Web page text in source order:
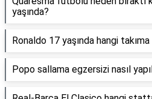
yaşında?
Ronaldo 17 yaşında hangi
Popo sallama egzersizi nasıl